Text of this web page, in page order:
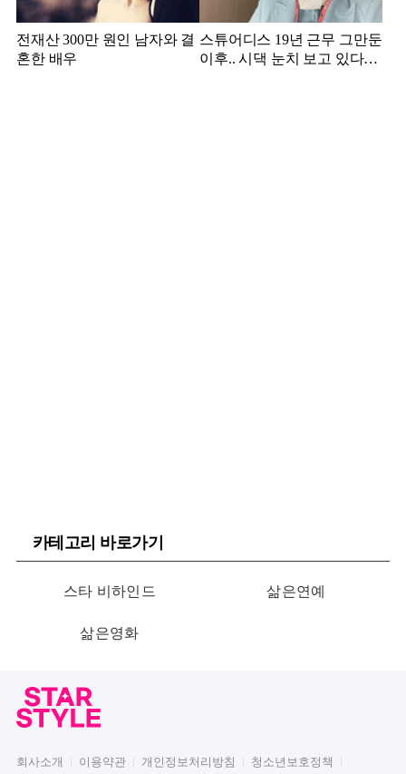
전재산 300만 원인 남자와 결
혼한 배우
스튜어디스 19년 근무 그만둔
이후.. 시댁 눈치 보고 있다는
카테고리 바로가기
스타 비하인드 삶은연예
삶은영화
회사소개 이용약관 개인정보처리방침 청소년보호정책